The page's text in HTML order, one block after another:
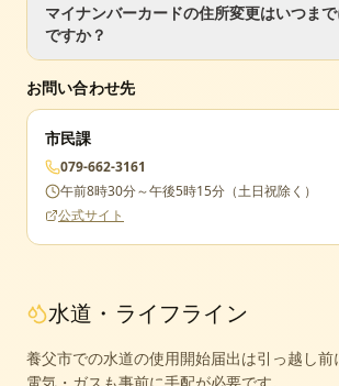
マイナンバーカードの住所変更はいつま
ですか？
過ぎるとカードが失効し、再申請が必要に
お問い合わせ先
市民課
079-662-3161
午前8時30分～午後5時15分（土日祝除く）
公式サイト
水道・ライフライン
養父市での水道の使用開始届出は引っ越し前